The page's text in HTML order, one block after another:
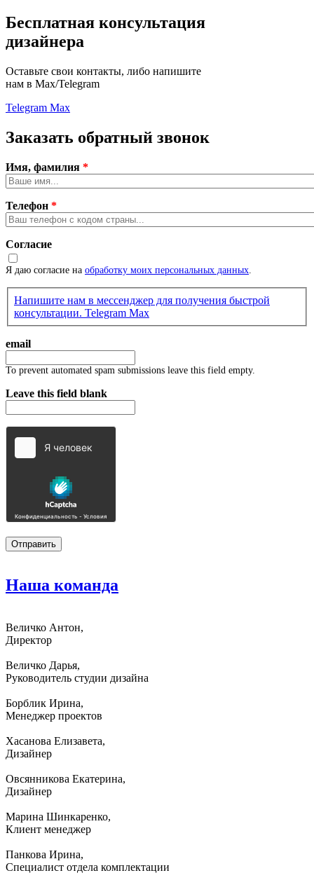
Бесплатная консультация
дизайнера
Оставьте свои контакты, либо напишите
нам в Max/Telegram
Telegram Max
Заказать обратный звонок
Имя, фамилия *
Телефон *
Согласие
Я даю согласие на обработку моих персональных данных
Напишите нам в мессенджер для получения быстрой
консультации. Telegram Max
email
To prevent automated spam submissions leave this field empty.
Leave this field blank
Наша команда
Величко Антон,
Директор
Величко Дарья,
Руководитель студии дизайна
Борблик Ирина,
Менеджер проектов
Хасанова Елизавета,
Дизайнер
Овсянникова Екатерина,
Дизайнер
Марина Шинкаренко,
Клиент менеджер
Панкова Ирина,
Специалист отдела комплектации